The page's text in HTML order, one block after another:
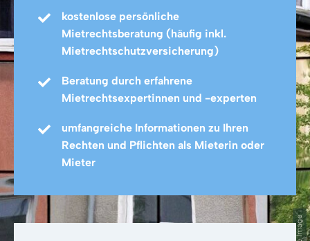
kostenlose persönliche
Mietrechtsberatung (häufig inkl.
Mietrechtschutzversicherung)
Beratung durch erfahrene
Mietrechtsexpertinnen und -experten
umfangreiche Informationen zu Ihren
Rechten und Pflichten als Mieterin oder
Mieter